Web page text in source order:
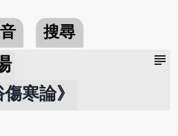
搜尋
subject
寒論》